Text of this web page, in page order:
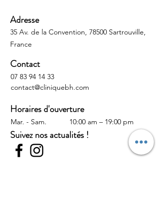
Adresse
35 Av. de la Convention, 78500 Sartrouville,
France
Contact
07 83 94 14 33
contact@cliniquebh.com
Horaires d'ouverture
Mar. - Sam. 10:00 am – 19:00 pm
Suivez nos actualités !